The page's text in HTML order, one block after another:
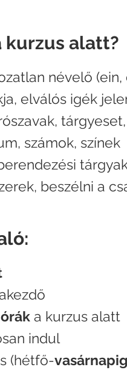
kurzus alatt?
névelő (ein,
elválós igék
számok, színek
beszélni a
órák a kurzus alatt
indul
(hétfő-vasárnapig